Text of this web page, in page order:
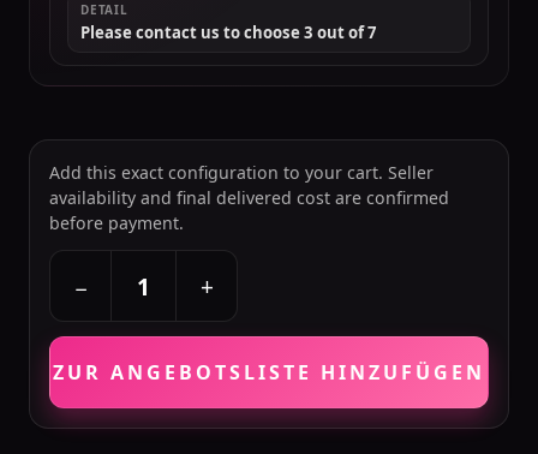
DETAIL
Please contact us to choose 3 out of 7
Add this exact configuration to your cart. Seller
availability and final delivered cost are confirmed
before payment.
− +
ZUR ANGEBOTSLISTE HINZUFÜGEN